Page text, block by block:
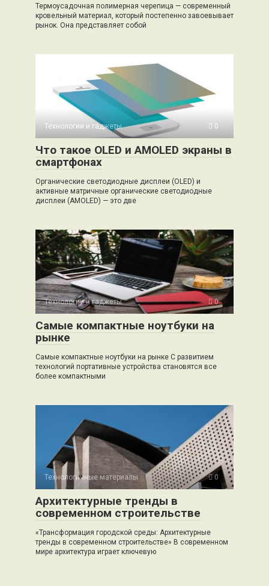
Термоусадочная полимерная черепица — современный
кровельный материал, который постепенно завоевывает
рынок. Она представляет собой
Технологии и гаджеты 0
Что такое OLED и AMOLED экраны в
смартфонах
Органические светодиодные дисплеи (OLED) и
активные матричные органические светодиодные
дисплеи (AMOLED) — это две
Технологии и гаджеты 0
Самые компактные ноутбуки на
рынке
Самые компактные ноутбуки на рынке С развитием
технологий портативные устройства становятся все
более компактными
Технологичные материалы 0
Архитектурные тренды в
современном строительстве
«Трансформация городской среды: Архитектурные
тренды в современном строительстве» В современном
мире архитектура играет ключевую